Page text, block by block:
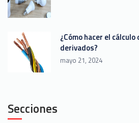
¿Cómo hacer el
derivados?
mayo 21, 2024
Secciones